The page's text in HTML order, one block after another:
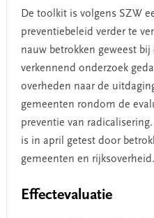
De toolkit is volgens SZW
preventiebeleid verder te
nauw betrokken geweest
verkennend onderzoek
overheden naar de
gemeenten rondom de
preventie van
is in april getest door
gemeenten en rijksoverheid.
Effectevaluatie